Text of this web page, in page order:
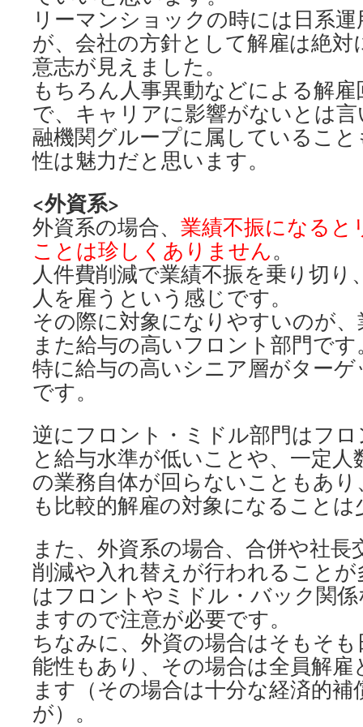
リーマンショックの時には日系
が、会社の方針として解雇は絶
意志が見えました。
もちろん人事異動などによる解
で、キャリアに影響がないとは
融機関グループに属しているこ
性は魅力だと思います。
<外資系>
外資系の場合、 業績不振になると
ことは珍しくありません。
人件費削減で業績不振を乗り切
人を雇うという感じです。
その際に対象になりやすいのが
また給与の高いフロント部門です
特に給与の高いシニア層がター
です。
逆にフロント・ミドル部門はフ
と給与水準が低いことや、一定
の業務自体が回らないこともあ
も比較的解雇の対象になること
また、外資系の場合、合併や社長
削減や入れ替えが行われること
はフロントやミドル・バック関
ますので注意が必要です。
ちなみに、外資の場合はそもそ
能性もあり、その場合は全員解
ます（その場合は十分な経済的
が）。